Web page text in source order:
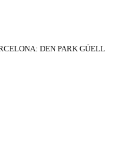
DEN PARK GÜELL